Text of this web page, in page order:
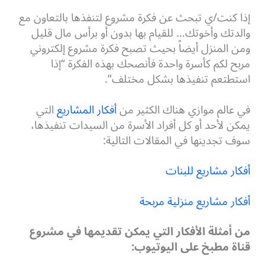
إذا كنت/ي تبحث عن فكرة مشروع لتنفذها بالتعاون مع
والدتك وأخوتك… للقيام بها بدون أو برأس مال قليل
ومن المنزل أيضاً بحيث تصبح فكرة مشروع إلكتروني
مربح لكم كأسرة واحدة فأنصحك بهذه الفكرة “إذا
استطتعم تنفيذها بشكل مختلف”.
في عالم موازي هناك الكثير منأفكار المشاريعالتي
يمكن لأحد أو كل أفراد الأسرة من السيدات تنفيذها،
سوف تجدينها في المقالات التالية:
أفكار مشاريع للبنات
أفكار مشاريع منزلية مربحة
من أمثلة الأفكار التي يمكن تقديمها في مشروع
قناة مطبخ على اليوتيوب: